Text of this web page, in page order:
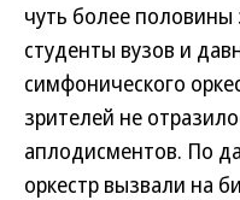
чуть более
студенты вузов и
симфонического
зрителей не
аплодисментов. По
оркестр вызвали на